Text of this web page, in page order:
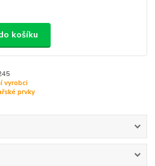
košíku
vyrobci
prvky